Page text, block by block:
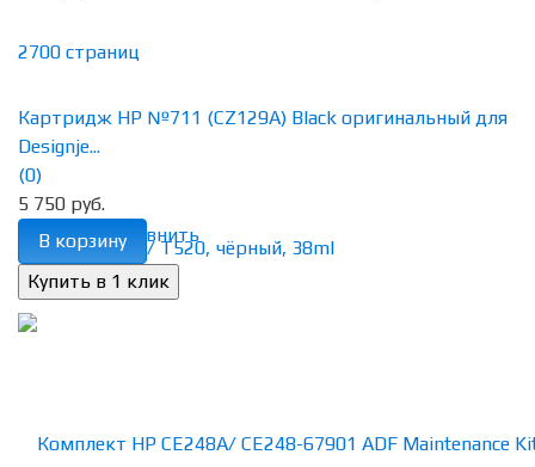
избранное сравнить
Картридж HP №711 (CZ129A) Black оригинальный для
Designje...
(0)
5 750 руб.
В корзину